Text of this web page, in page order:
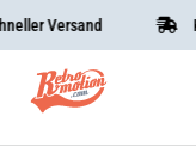
Versand